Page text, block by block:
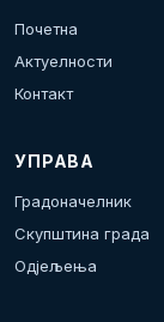
Почетна
Актуелности
Контакт
УПРАВА
Градоначелник
Скупштина града
Одјељења